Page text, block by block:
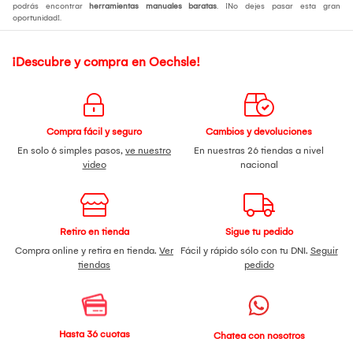
podrás encontrar herramientas manuales baratas. ¡No dejes pasar esta gran
oportunidad!.
¡Descubre y compra en Oechsle!
Compra fácil y seguro
En solo 6 simples pasos, ve nuestro
video
Cambios y devoluciones
En nuestras 26 tiendas a nivel
nacional
Retiro en tienda
Compra online y retira en tienda. Ver
tiendas
Sigue tu pedido
Fácil y rápido sólo con tu DNI. Seguir
pedido
Hasta 36 cuotas
Chatea con nosotros